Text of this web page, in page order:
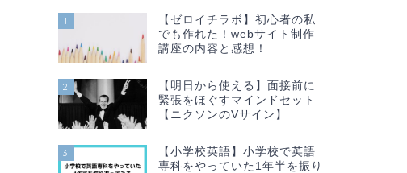
1
【ゼロイチラボ】初心者の私
でも作れた！webサイト制作
講座の内容と感想！
2
【明日から使える】面接前に
緊張をほぐすマインドセット
【ニクソンのVサイン】
3
【小学校英語】小学校で英語
専科をやっていた1年半を振り